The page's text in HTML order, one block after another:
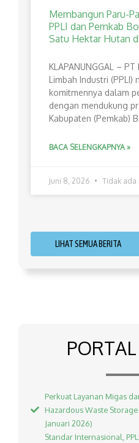
Membangun Paru-
PPLI dan Pemkab
Satu Hektar Hutan
​KLAPANUNGGAL –
Limbah Industri (PPLI)
komitmennya dalam
dengan mendukung
Kabupaten (Pemkab)
BACA SELENGKAPNYA »
Juni 8, 2026 Tidak ada
LIHAT SEMUA BERITA
Perkuat Layanan Migas
Hazardous Waste
Januari 2026)
Standar Internasional,